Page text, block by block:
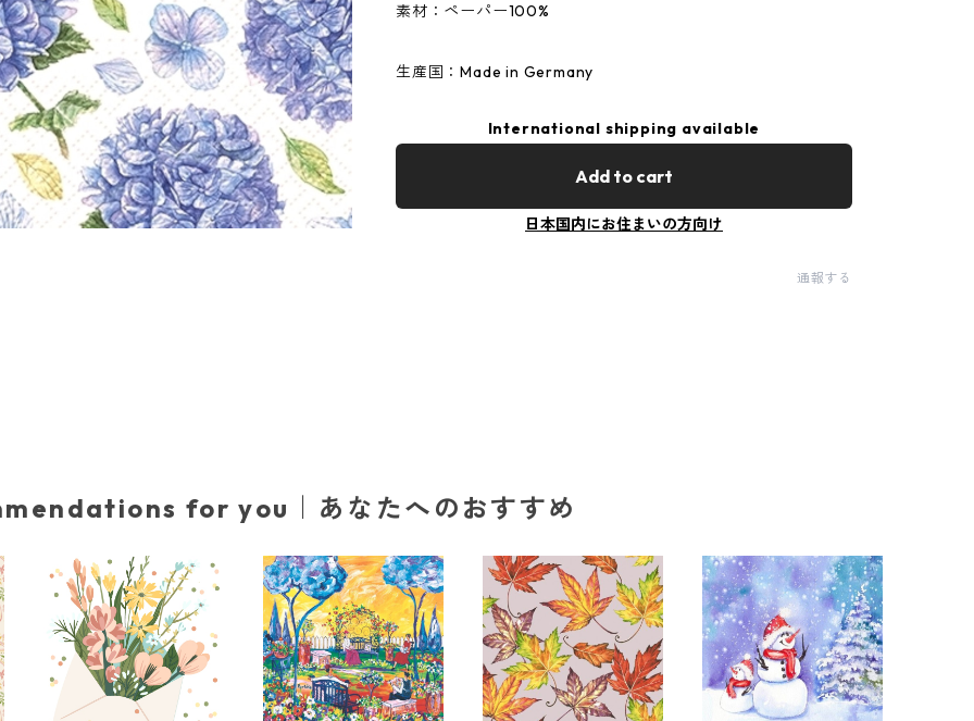
素材：ペーパー100%
生産国：Made in Germany
International shipping available
Add to cart
日本国内にお住まいの方向け
通報する
for you｜あなたへのおすすめ